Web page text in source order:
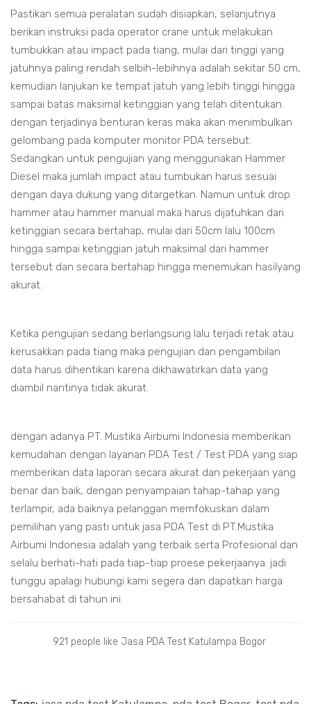
Pastikan semua peralatan sudah disiapkan, selanjutnya
berikan instruksi pada operator crane untuk melakukan
tumbukkan atau impact pada tiang, mulai dari tinggi yang
jatuhnya paling rendah selbih-lebihnya adalah sekitar 50 cm,
kemudian lanjukan ke tempat jatuh yang lebih tinggi hingga
sampai batas maksimal ketinggian yang telah ditentukan.
dengan terjadinya benturan keras maka akan menimbulkan
gelombang pada komputer monitor PDA tersebut.
Sedangkan untuk pengujian yang menggunakan Hammer
Diesel maka jumlah impact atau tumbukan harus sesuai
dengan daya dukung yang ditargetkan. Namun untuk drop
hammer atau hammer manual maka harus dijatuhkan dari
ketinggian secara bertahap, mulai dari 50cm lalu 100cm
hingga sampai ketinggian jatuh maksimal dari hammer
tersebut dan secara bertahap hingga menemukan hasilyang
akurat.
Ketika pengujian sedang berlangsung lalu terjadi retak atau
kerusakkan pada tiang maka pengujian dan pengambilan
data harus dihentikan karena dikhawatirkan data yang
diambil nantinya tidak akurat.
dengan adanya PT. Mustika Airbumi Indonesia memberikan
kemudahan dengan layanan PDA Test / Test PDA yang siap
memberikan data laporan secara akurat dan pekerjaan yang
benar dan baik, dengan penyampaian tahap-tahap yang
terlampir, ada baiknya pelanggan memfokuskan dalam
pemilihan yang pasti untuk jasa PDA Test di PT.Mustika
Airbumi Indonesia adalah yang terbaik serta Profesional dan
selalu berhati-hati pada tiap-tiap proese pekerjaanya. jadi
tunggu apalagi hubungi kami segera dan dapatkan harga
bersahabat di tahun ini.
921 people like Jasa PDA Test Katulampa Bogor